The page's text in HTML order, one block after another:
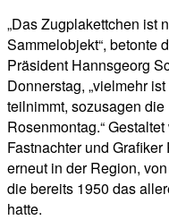
„Das Zugplakettchen ist
Sammelobjekt“, betonte
Präsident Hannsgeorg
Donnerstag, „vielmehr
teilnimmt, sozusagen
Rosenmontag.“
Fastnachter und
erneut in der Region,
die bereits 1950 das
hatte.